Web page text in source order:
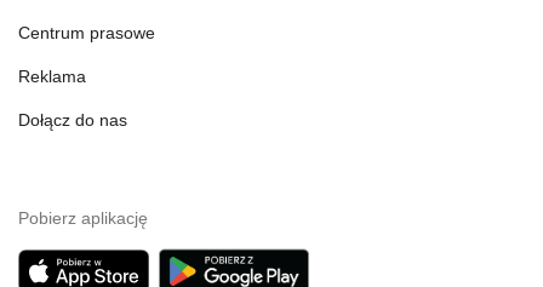
Centrum prasowe
Reklama
Dołącz do nas
Pobierz aplikację